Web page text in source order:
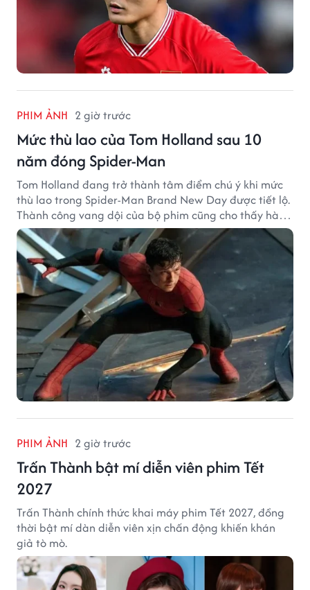
PHIM ẢNH 2 giờ trước
Mức thù lao của Tom Holland sau 10
năm đóng Spider-Man
Tom Holland đang trở thành tâm điểm chú ý khi mức
thù lao trong Spider-Man Brand New Day được tiết lộ.
Thành công vang dội của bộ phim cũng cho thấy hành
trình thăng hạng đáng chú ý của nam diễn viên sau
một thập kỷ gắn bó với vai Người Nhện.
PHIM ẢNH 2 giờ trước
Trấn Thành bật mí diễn viên phim Tết
2027
Trấn Thành chính thức khai máy phim Tết 2027, đồng
thời bật mí dàn diễn viên xịn chấn động khiến khán
giả tò mò.